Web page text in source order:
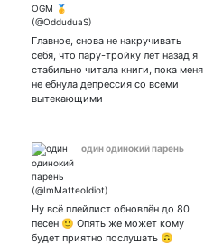
Главное, снова не накручивать
себя, что пару-тройку лет назад я
стабильно читала книги, пока меня
не ебнула депрессия со всеми
вытекающими
один одинокий парень
Ну всё плейлист обновлён до 80
песен 🙂 Опять же может кому
будет приятно послушать 🙃